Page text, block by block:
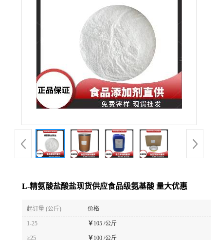
L-精氨酸盐酸盐现货供应食品级氨基酸 量大优惠
起订量 (公斤) 价格
1-25 ￥ 105 /公斤
≥25 ￥ 100 /公斤